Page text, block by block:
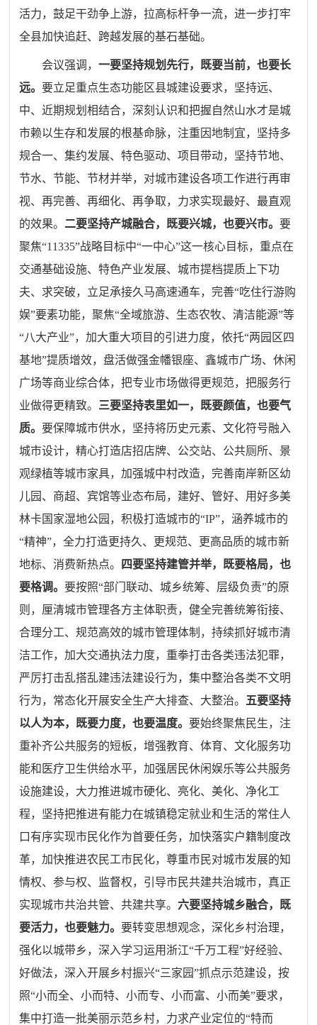
活力，鼓足干劲争上游，拉高标杆争一流，进一步打牢
全县加快追赶、跨越发展的基石基础。
会议强调，一要坚持规划先行，既要当前，也要长
远。要立足重点生态功能区县城建设要求，坚持远、
中、近期规划相结合，深刻认识和把握自然山水才是城
市赖以生存和发展的根基命脉，注重因地制宜，坚持多
规合一、集约发展、特色驱动、项目带动，坚持节地、
节水、节能、节材并举，对城市建设各项工作进行再审
视、再完善、再细化、再争取，力求实现最好、最直观
的效果。 二要坚持产城融合，既要兴城，也要兴市。要
聚焦“11335”战略目标中“一中心”这一核心目标，重点在
交通基础设施、特色产业发展、城市提档提质上下功
夫、求突破，立足承接久马高速通车，完善“吃住行游购
娱”要素功能，聚焦“全域旅游、生态农牧、清洁能源”等
“八大产业”，加大重大项目的引进力度，依托“两园区四
基地”提质增效，盘活做强金幡银座、鑫城市广场、休闲
广场等商业综合体，把专业市场做得更规范，把服务行
业做得更精致。 三要坚持表里如一，既要颜值，也要气
质。要保障城市供水，坚持将历史元素、文化符号融入
城市设计，精心打造店招店牌、公交站、公共厕所、景
观绿植等城市家具，加强城中村改造，完善南岸新区幼
儿园、商超、宾馆等业态布局，建好、管好、用好多美
林卡国家湿地公园，积极打造城市的“IP”，涵养城市的
“精神”，全力打造更持久、更规范、更高品质的城市新
地标、消费新热点。
四要坚持建管并举，既要格局，也
要格调。要按照“部门联动、城乡统筹、层级负责”的原
则，厘清城市管理各方主体职责，健全完善统筹衔接、
合理分工、规范高效的城市管理体制，持续抓好城市清
洁工作，加大交通执法力度，重拳打击各类违法犯罪，
严厉打击乱搭乱建违法建设行为，集中整治各类不文明
行为，常态化开展安全生产大排查、大整治。
五要坚持
以人为本，既要力度，也要温度。要始终聚焦民生，注
重补齐公共服务的短板，增强教育、体育、文化服务功
能和医疗卫生供给水平，加强居民休闲娱乐等公共服务
设施建设，大力推进城市硬化、亮化、美化、净化工
程，坚持把推进有能力在城镇稳定就业和生活的常住人
口有序实现市民化作为首要任务，加快落实户籍制度改
革，加快推进农民工市民化，尊重市民对城市发展的知
情权、参与权、监督权，引导市民共建共治城市，真正
实现城市共治共管、共建共享。 六要坚持城乡融合，既
要活力，也要魅力。要转变思想观念，深化乡村治理，
强化以城带乡，深入学习运用浙江“千万工程”好经验、
好做法，深入开展乡村振兴“三家园”抓点示范建设，按
照“小而全、小而特、小而专、小而富、小而美”要求，
集中打造一批美丽示范乡村，力求产业定位的“特而